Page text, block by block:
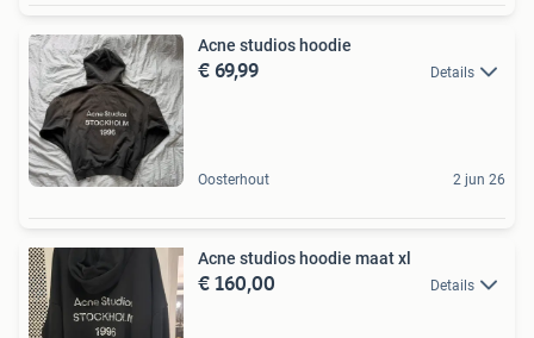
Acne studios hoodie
€ 69,99 Details
Oosterhout 2 jun 26
Acne studios hoodie maat xl
€ 160,00 Details